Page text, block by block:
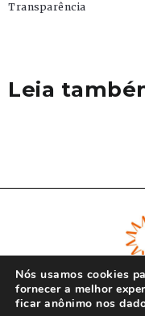
Transparência
Leia
Nós usamos cookies
fornecer a melhor
ficar anônimo nos